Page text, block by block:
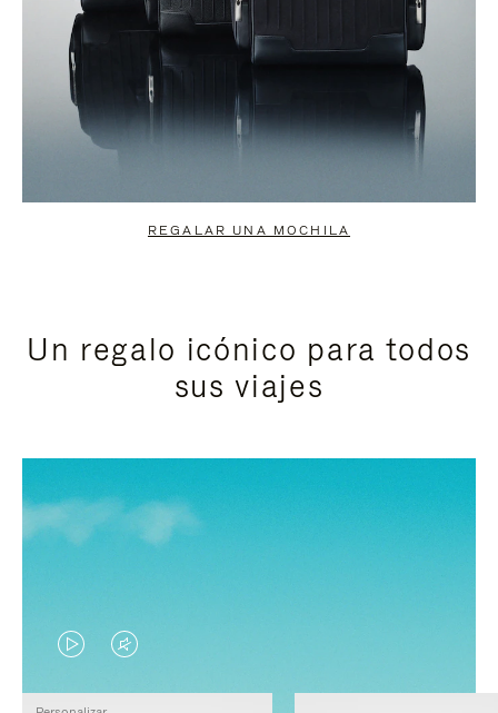
REGALAR UNA MOCHILA
Un regalo icónico para todos
sus viajes
EL
VÍDEO
EL
SONIDO